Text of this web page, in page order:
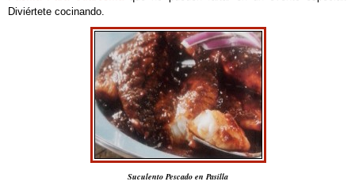
Diviértete cocinando.
Suculento Pescado en Pasilla